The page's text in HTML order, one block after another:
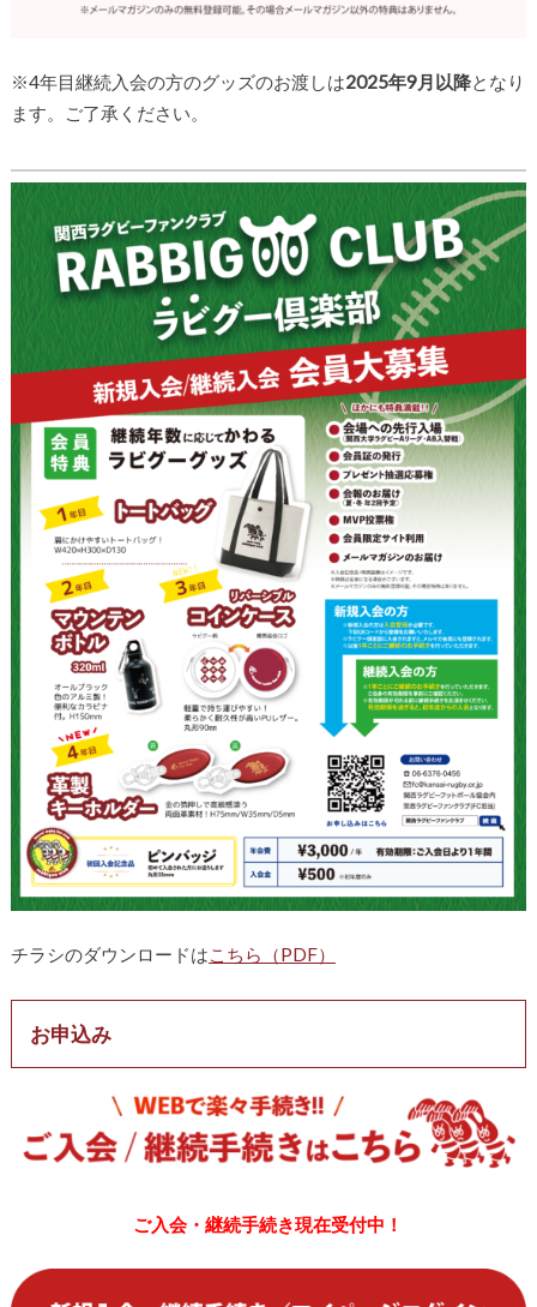
※4年目継続入会の方のグッズのお渡しは2025年9月以降となり
ます。ご了承ください。
チラシのダウンロードはこちら（PDF）
お申込み
ご入会・継続手続き現在受付中！